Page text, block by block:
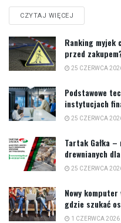
CZYTAJ WIĘCEJ
Ranking myjek
przed
25 CZERWCA
Podstawowe
instytucjach
25 CZERWCA
Tartak Gałka
drewnianych
25 CZERWCA
Nowy
gdzie szukać
1 CZERWCA 2026